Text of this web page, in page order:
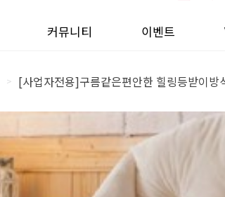
커뮤니티 이벤트
> [사업자전용]구름같은편안한 힐링등받이방